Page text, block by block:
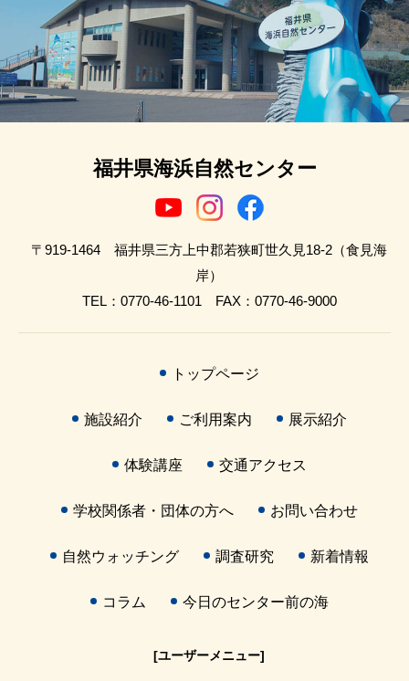
福井県海浜自然センター
〒919-1464 福井県三方上中郡若狭町世久見18-2（食見海
岸）
TEL：0770-46-1101 FAX：0770-46-9000
トップページ
施設紹介 ご利用案内 展示紹介
体験講座 交通アクセス
学校関係者・団体の方へ お問い合わせ
自然ウォッチング 調査研究 新着情報
コラム 今日のセンター前の海
[ユーザーメニュー]